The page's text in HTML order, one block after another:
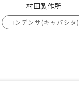
村田製作所
コンデンサ(キャパシタ)